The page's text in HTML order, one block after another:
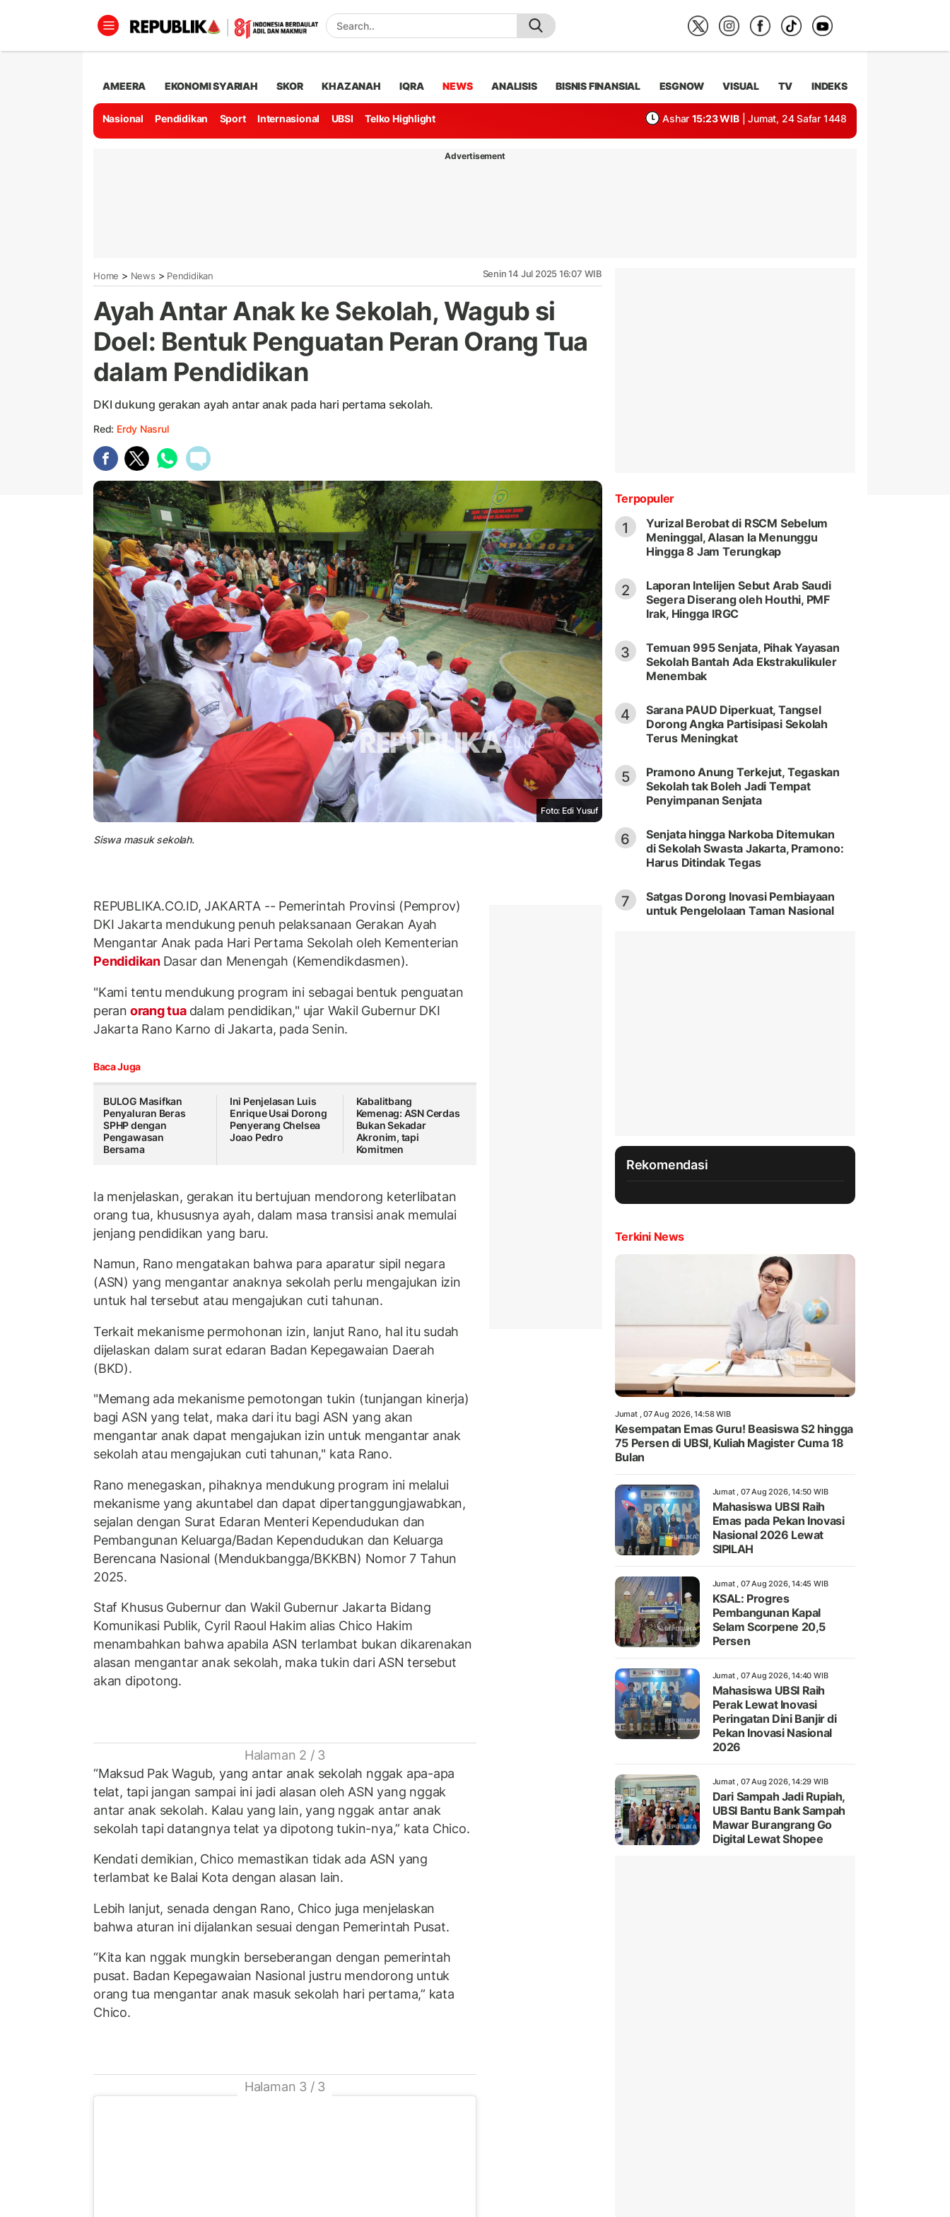
AMEERA EKONOMI SYARIAH SKOR KHAZANAH IQRA NEWS ANALISIS BISNIS FINANSIAL ESGNOW VISUAL TV INDEKS
Nasional Pendidikan Sport Internasional UBSI Telko Highlight Ashar 15:23 WIB | Jumat, 24 Safar 1448
Advertisement
Home > News > Pendidikan Senin 14 Jul 2025 16:07 WIB
Ayah Antar Anak ke Sekolah, Wagub si
Doel: Bentuk Penguatan Peran Orang Tua
dalam Pendidikan
DKI dukung gerakan ayah antar anak pada hari pertama sekolah.
Red: Erdy Nasrul
Foto: Edi Yusuf
Siswa masuk sekolah.
REPUBLIKA.CO.ID, JAKARTA -- Pemerintah Provinsi (Pemprov)
DKI Jakarta mendukung penuh pelaksanaan Gerakan Ayah
Mengantar Anak pada Hari Pertama Sekolah oleh Kementerian
Pendidikan Dasar dan Menengah (Kemendikdasmen).
"Kami tentu mendukung program ini sebagai bentuk penguatan
peran orang tua dalam pendidikan," ujar Wakil Gubernur DKI
Jakarta Rano Karno di Jakarta, pada Senin.
Baca Juga
BULOG Masifkan
Penyaluran Beras
SPHP dengan
Pengawasan
Bersama
Ini Penjelasan Luis
Enrique Usai Dorong
Penyerang Chelsea
Joao Pedro
Kabalitbang
Kemenag: ASN Cerdas
Bukan Sekadar
Akronim, tapi
Komitmen
Ia menjelaskan, gerakan itu bertujuan mendorong keterlibatan
orang tua, khususnya ayah, dalam masa transisi anak memulai
jenjang pendidikan yang baru.
Namun, Rano mengatakan bahwa para aparatur sipil negara
(ASN) yang mengantar anaknya sekolah perlu mengajukan izin
untuk hal tersebut atau mengajukan cuti tahunan.
Terkait mekanisme permohonan izin, lanjut Rano, hal itu sudah
dijelaskan dalam surat edaran Badan Kepegawaian Daerah
(BKD).
"Memang ada mekanisme pemotongan tukin (tunjangan kinerja)
bagi ASN yang telat, maka dari itu bagi ASN yang akan
mengantar anak dapat mengajukan izin untuk mengantar anak
sekolah atau mengajukan cuti tahunan," kata Rano.
Rano menegaskan, pihaknya mendukung program ini melalui
mekanisme yang akuntabel dan dapat dipertanggungjawabkan,
sejalan dengan Surat Edaran Menteri Kependudukan dan
Pembangunan Keluarga/Badan Kependudukan dan Keluarga
Berencana Nasional (Mendukbangga/BKKBN) Nomor 7 Tahun
2025.
Staf Khusus Gubernur dan Wakil Gubernur Jakarta Bidang
Komunikasi Publik, Cyril Raoul Hakim alias Chico Hakim
menambahkan bahwa apabila ASN terlambat bukan dikarenakan
alasan mengantar anak sekolah, maka tukin dari ASN tersebut
akan dipotong.
Halaman 2 / 3
“Maksud Pak Wagub, yang antar anak sekolah nggak apa-apa
telat, tapi jangan sampai ini jadi alasan oleh ASN yang nggak
antar anak sekolah. Kalau yang lain, yang nggak antar anak
sekolah tapi datangnya telat ya dipotong tukin-nya,” kata Chico.
Kendati demikian, Chico memastikan tidak ada ASN yang
terlambat ke Balai Kota dengan alasan lain.
Lebih lanjut, senada dengan Rano, Chico juga menjelaskan
bahwa aturan ini dijalankan sesuai dengan Pemerintah Pusat.
“Kita kan nggak mungkin berseberangan dengan pemerintah
pusat. Badan Kepegawaian Nasional justru mendorong untuk
orang tua mengantar anak masuk sekolah hari pertama,” kata
Chico.
Halaman 3 / 3
Terpopuler
1
Yurizal Berobat di RSCM Sebelum
Meninggal, Alasan Ia Menunggu
Hingga 8 Jam Terungkap
2
Laporan Intelijen Sebut Arab Saudi
Segera Diserang oleh Houthi, PMF
Irak, Hingga IRGC
3
Temuan 995 Senjata, Pihak Yayasan
Sekolah Bantah Ada Ekstrakulikuler
Menembak
4
Sarana PAUD Diperkuat, Tangsel
Dorong Angka Partisipasi Sekolah
Terus Meningkat
5
Pramono Anung Terkejut, Tegaskan
Sekolah tak Boleh Jadi Tempat
Penyimpanan Senjata
6
Senjata hingga Narkoba Ditemukan
di Sekolah Swasta Jakarta, Pramono:
Harus Ditindak Tegas
7
Satgas Dorong Inovasi Pembiayaan
untuk Pengelolaan Taman Nasional
Rekomendasi
Terkini News
Jumat , 07 Aug 2026, 14:58 WIB
Kesempatan Emas Guru! Beasiswa S2 hingga
75 Persen di UBSI, Kuliah Magister Cuma 18
Bulan
Jumat , 07 Aug 2026, 14:50 WIB
Mahasiswa UBSI Raih
Emas pada Pekan Inovasi
Nasional 2026 Lewat
SIPILAH
Jumat , 07 Aug 2026, 14:45 WIB
KSAL: Progres
Pembangunan Kapal
Selam Scorpene 20,5
Persen
Jumat , 07 Aug 2026, 14:40 WIB
Mahasiswa UBSI Raih
Perak Lewat Inovasi
Peringatan Dini Banjir di
Pekan Inovasi Nasional
2026
Jumat , 07 Aug 2026, 14:29 WIB
Dari Sampah Jadi Rupiah,
UBSI Bantu Bank Sampah
Mawar Burangrang Go
Digital Lewat Shopee